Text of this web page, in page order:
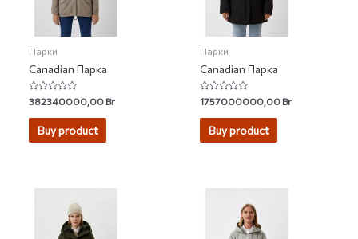
Парки
Canadian Парка
Rated
0
out
382340000,00Br
Buy product
Парки
Canadian Парка
Rated
0
out
1757000000,00Br
Buy product